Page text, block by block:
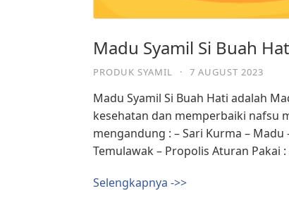
Madu Syamil Si Buah
PRODUK SYAMIL · 7 AUGUST 2023
Madu Syamil Si Buah Hati adalah
kesehatan dan memperbaiki nafsu
mengandung : – Sari Kurma –
Temulawak – Propolis Aturan Pakai
Selengkapnya ->>